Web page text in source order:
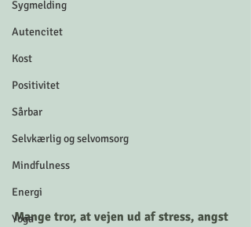
Sygmelding
Autencitet
Kost
Positivitet
Sårbar
Selvkærlig og selvomsorg
Mindfulness
Energi
Yoga
Mange tror, at vejen ud af stress, angst